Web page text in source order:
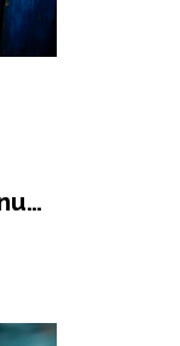
J'ai appris à appeler les nuages